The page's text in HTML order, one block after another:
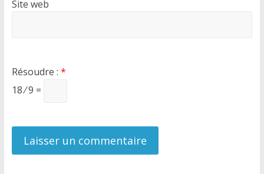
Site web
Résoudre : *
18 ⁄ 9 =